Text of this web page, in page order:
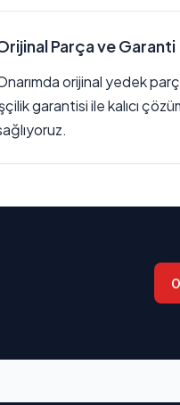
Parça ve Garanti
orijinal yedek
garantisi ile kalıcı